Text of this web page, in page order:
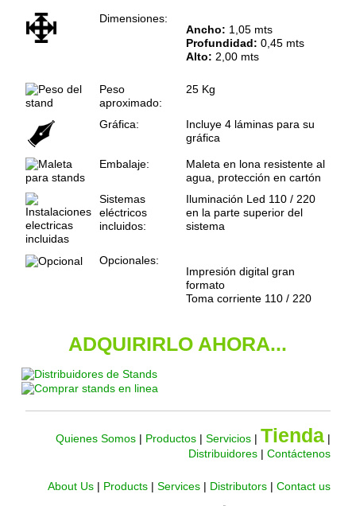
Dimensiones:
Ancho: 1,05 mts
Profundidad: 0,45 mts
Alto: 2,00 mts
Peso
aproximado:
25 Kg
Gráfica:
Incluye 4 láminas para su
gráfica
Embalaje:
Maleta en lona resistente al
agua, protección en cartón
Sistemas
eléctricos
incluidos:
Iluminación Led 110 / 220
en la parte superior del
sistema
Opcionales:
Impresión digital gran
formato
Toma corriente 110 / 220
ADQUIRIRLO AHORA...
Quienes Somos| Productos| Servicios| Tienda|
Distribuidores| Contáctenos
About Us | Products| Services| Distributors| Contact us